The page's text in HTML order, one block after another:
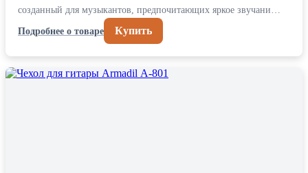
созданный для музыкантов, предпочитающих яркое звучани…
Подробнее о товаре
Купить